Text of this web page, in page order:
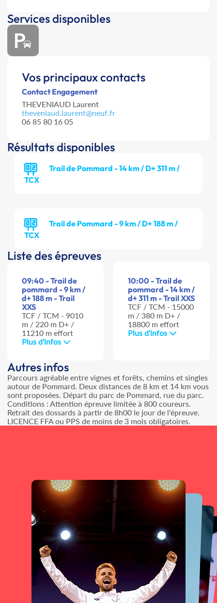
Services disponibles
Vos principaux contacts
Contact Engagement
THEVENIAUD Laurent
theveniaud.laurent@neuf.fr
06 85 80 16 05
Résultats disponibles
Trail de Pommard - 14 km / D+ 311 m /
TCX
Trail de Pommard - 9 km / D+ 188 m /
TCX
Liste des épreuves
09:40 - Trail de
pommard - 9 km /
d+ 188 m - Trail
XXS
TCF / TCM - 9010
m / 220 m D+ /
11210 m effort
Plus d'infos
10:00 - Trail de
pommard - 14 km /
d+ 311 m - Trail XXS
TCF / TCM - 15000
m / 380 m D+ /
18800 m effort
Plus d'infos
Autres infos
Parcours agréable entre vignes et forêts, chemins et singles
autour de Pommard. Deux distances de 8 km et 14 km vous
sont proposées. Départ du parc de Pommard, rue du parc.
Conditions : Attention épreuve limitée à 800 coureurs.
Retrait des dossards à partir de 8h00 le jour de l'épreuve.
LICENCE FFA ou PPS de moins de 3 mois obligatoires.